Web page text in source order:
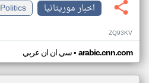
اخبار موريتانيا
Politics
ZQ93KV
سي ان ان عربي• arabic.cnn.com